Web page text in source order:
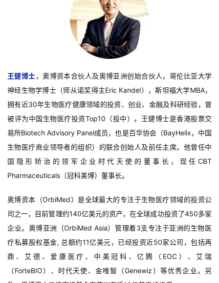
王健博士，奥博资本合伙人及奥博亚洲创始合伙人，哥伦比亚大学
神经生物学博士（师从诺奖得主Eric Kandel），斯坦福大学MBA，
拥有近30年生物医疗健康领域的投资、创业、金融及科研经验，曾
被评为中国生物医疗投资Top10（投中）。王健博士是香港股票交
易所Biotech Advisory Panel成员，也是百华协会（BayHelix，中国
生物医疗商业领导者的组织）的联合创始人及前任主席。他曾任中
国隐形矫治的领军企业时代天使的董事长，现任CBT
Pharmaceuticals（冠科美博）董事长。
奥博资本（OrbiMed）是全球最大的专注于生物医疗领域的投资公
司之一，目前管理约140亿美元的资产，在全球成功投资了450多家
企业。奥博亚洲（OrbiMed Asia）管理着3支专注于亚洲的生物医
疗私募股权基金, 总额约11亿美元，已经投资近50家公司，包括再
鼎、艾德、爱康医疗、中美冠科、亿腾（EOC）、艾瑞
（ForteBIO）、时代天使、金唯智（Genewiz）等优秀企业。另